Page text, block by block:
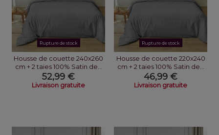
Rupture de stock
Housse de couette 240x260
cm + 2 taies 100% Satin de...
52,99 €
Livraison gratuite
Rupture de stock
Housse de couette 220x240
cm + 2 taies 100% Satin de...
46,99 €
Livraison gratuite